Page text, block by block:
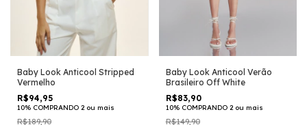
Baby Look Anticool Stripped
Vermelho
R$94,95
10% COMPRANDO 2 ou mais
R$189,90
Baby Look Anticool Verão
Brasileiro Off White
R$83,90
10% COMPRANDO 2 ou mais
R$149,90